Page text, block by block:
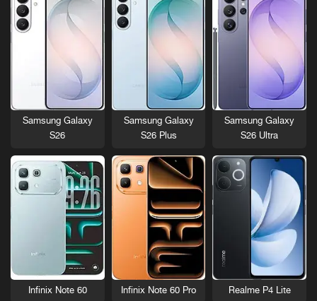
Samsung Galaxy
S26 Ultra
Samsung Galaxy
S26 Plus
Samsung Galaxy
S26
Realme P4 Lite
Infinix Note 60 Pro
Infinix Note 60